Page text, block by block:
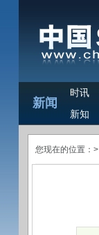
新闻
时讯
新知
您现在的位置：>